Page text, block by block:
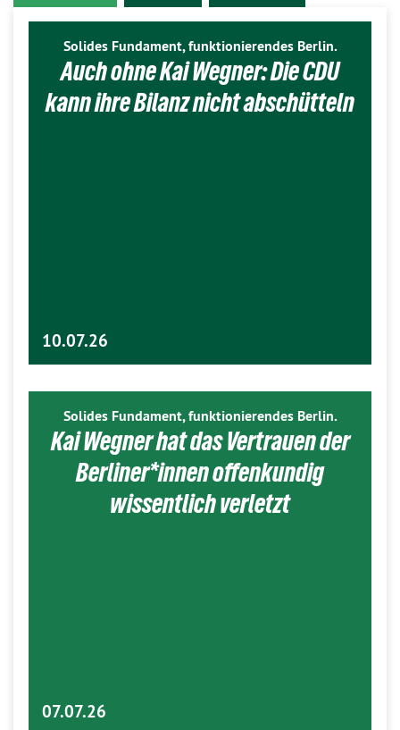
Solides Fundament, funktionierendes Berlin.
Auch ohne Kai Wegner: Die CDU
kann ihre Bilanz nicht abschütteln
10.07.26
Solides Fundament, funktionierendes Berlin.
Kai Wegner hat das Vertrauen der
Berliner*innen offenkundig
wissentlich verletzt
07.07.26